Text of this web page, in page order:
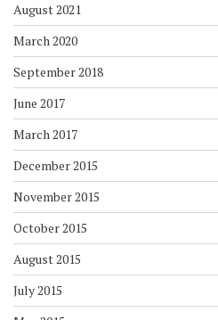
August 2021
March 2020
September 2018
June 2017
March 2017
December 2015
November 2015
October 2015
August 2015
July 2015